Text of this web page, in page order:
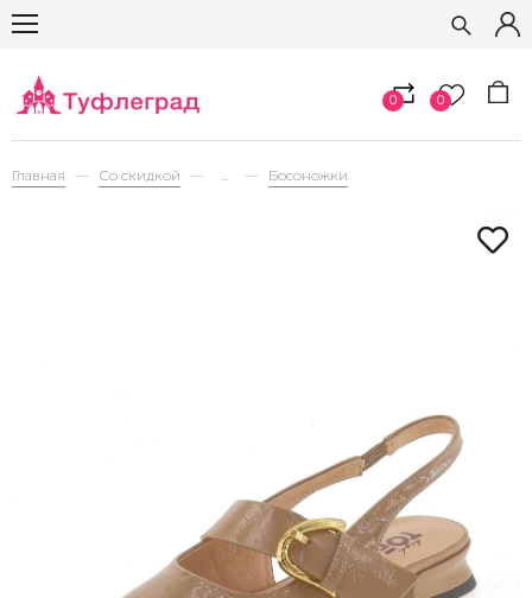
0 0
Главная Со скидкой ... Босоножки